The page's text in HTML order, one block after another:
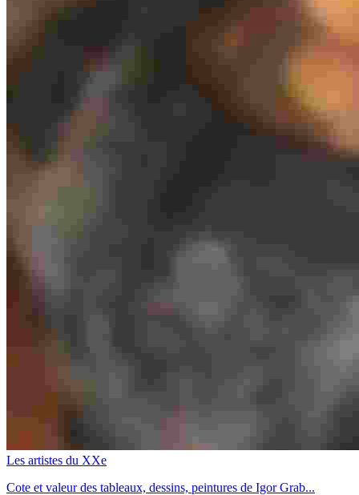
Les artistes du XXe
Cote et valeur des tableaux, dessins, peintures de Igor Grab...